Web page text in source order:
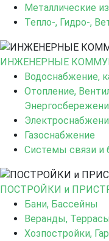
Металлические
Тепло-, Гидро-,
ИНЖЕНЕРНЫЕ
Водоснабжение,
Отопление,
Газоснабжение
Системы связи и
ПОСТРОЙКИ и
Бани, Бассейны
Веранды,
Хозпостройки,